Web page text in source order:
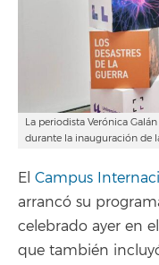
La periodista Verónica
durante la inauguración de
El Campus
arrancó su
celebrado ayer en
que también